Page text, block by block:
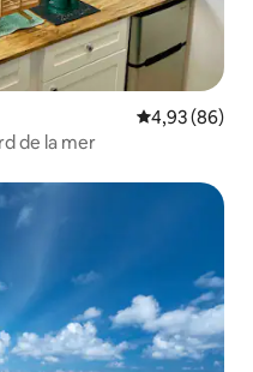
Évaluation
4,93 (86)
de la mer